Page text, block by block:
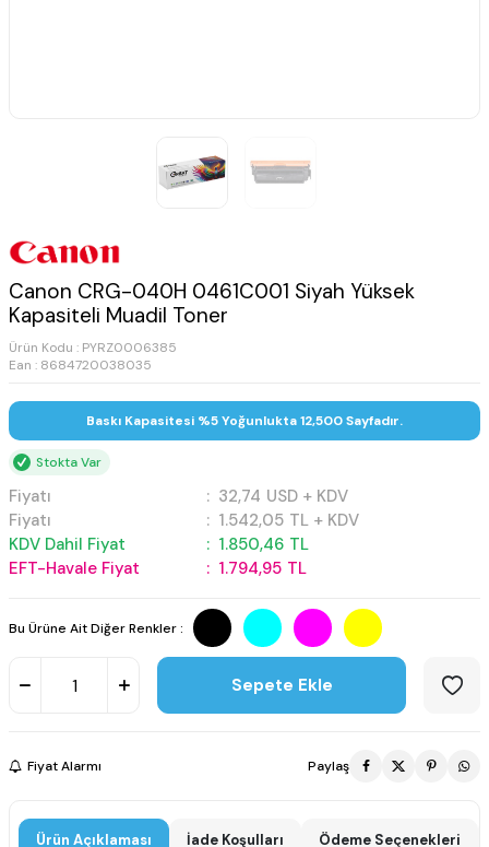
Canon CRG-040H 0461C001 Siyah Yüksek
Kapasiteli Muadil Toner
Ürün Kodu : PYRZ0006385
Ean : 8684720038035
Baskı Kapasitesi %5 Yoğunlukta 12,500 Sayfadır.
Stokta Var
Fiyatı : 32,74 USD + KDV
Fiyatı
: 1.542,05 TL + KDV
KDV Dahil Fiyat
: 1.850,46 TL
EFT-Havale Fiyat
: 1.794,95 TL
Bu Ürüne Ait Diğer Renkler :
Sepete Ekle
Fiyat Alarmı Paylaş
Ürün Açıklaması İade Koşulları Ödeme Seçenekleri